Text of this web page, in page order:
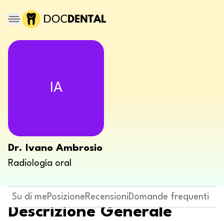
IA
Dr. Ivano Ambrosio
Radiología oral
Su di mePosizioneRecensioniDomande frequenti
Descrizione Generale